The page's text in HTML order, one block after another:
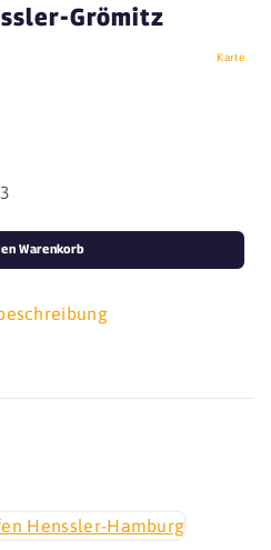
Grömitz
Karte
Warenkorb